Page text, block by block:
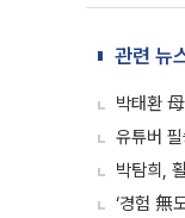
관련 뉴
박태환
유튜버
박탐희,
‘경험 無